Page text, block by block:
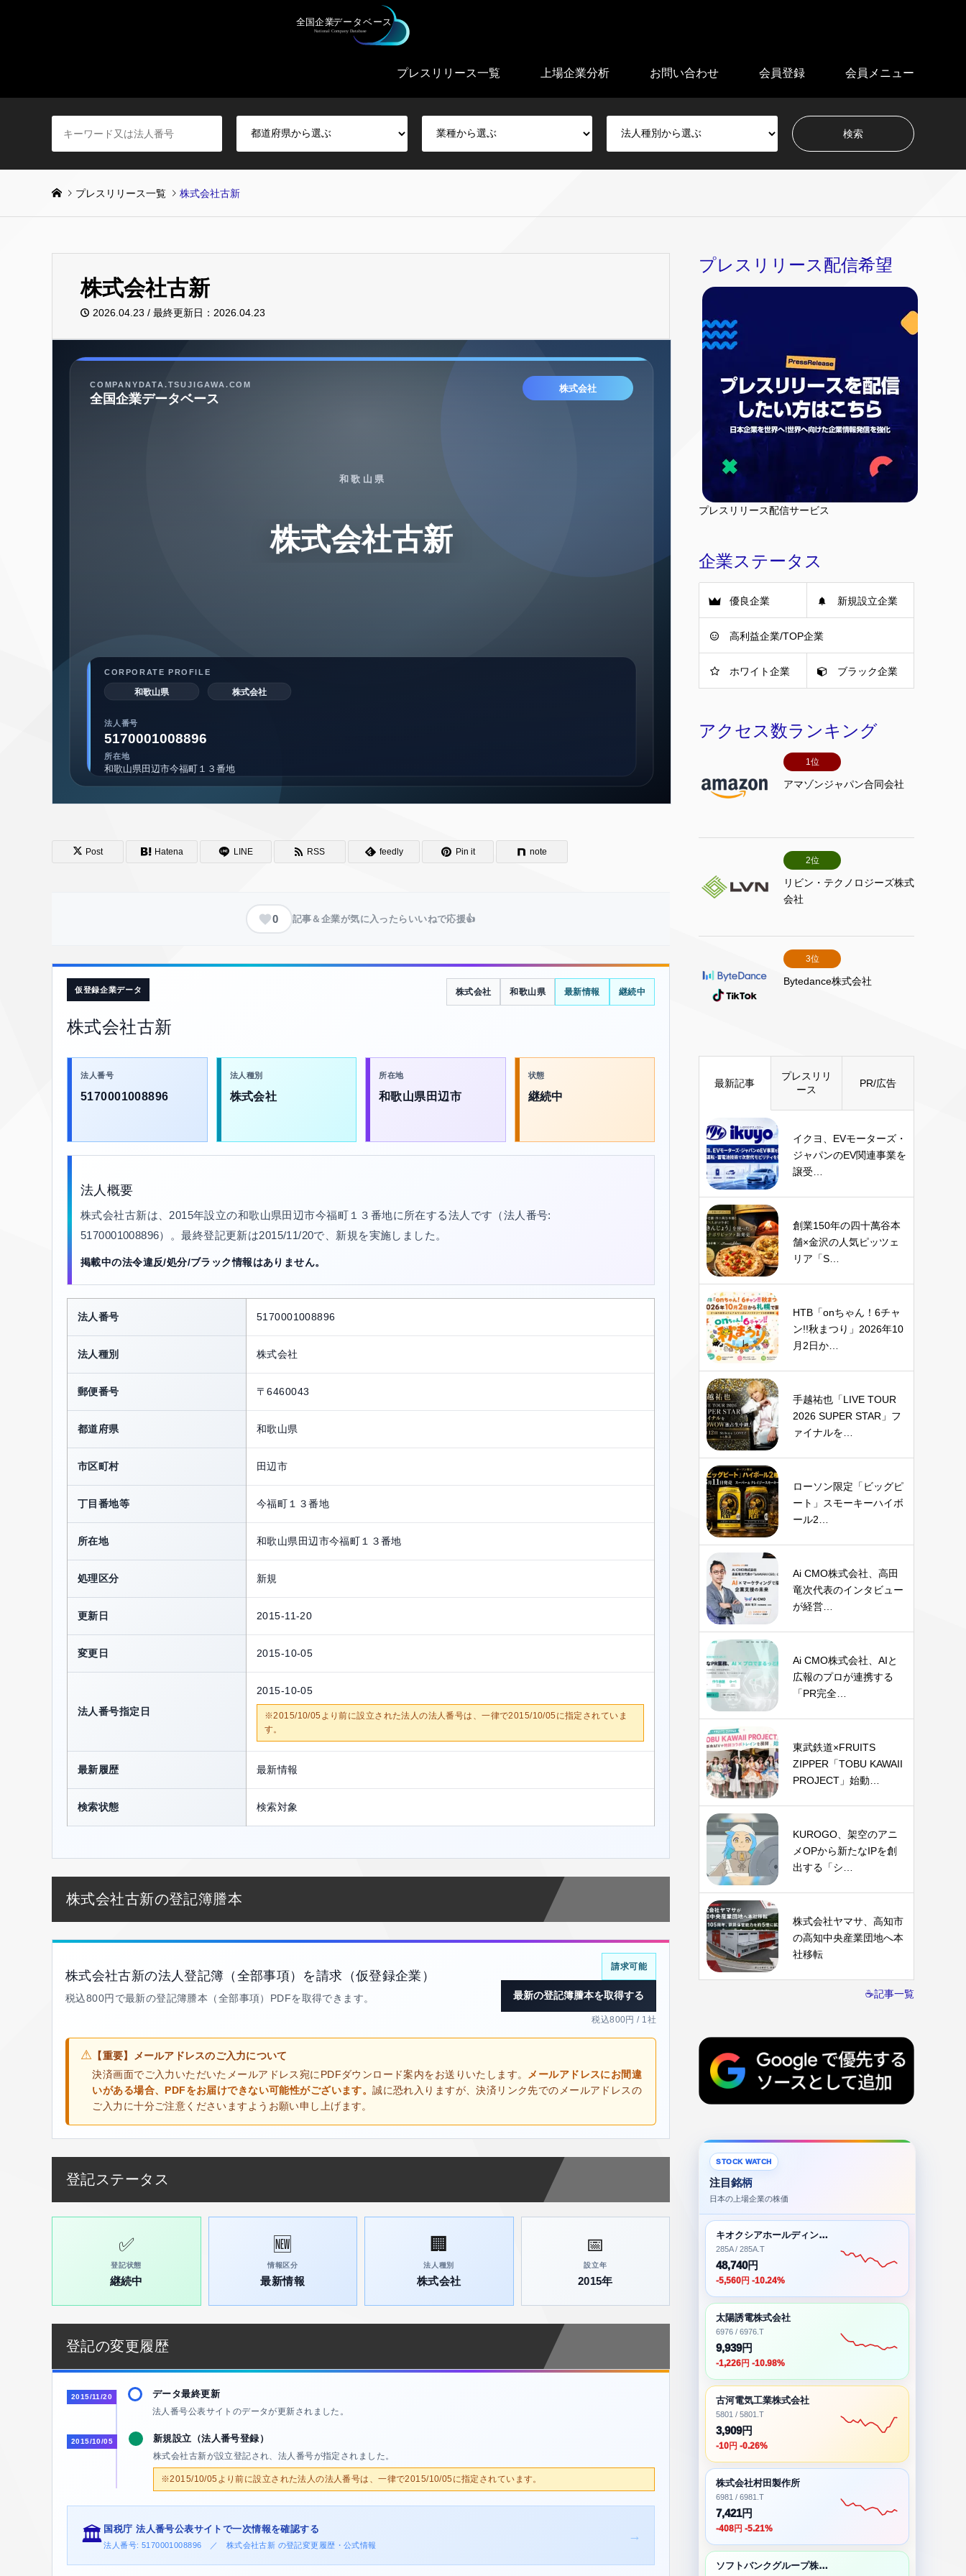
プレスリリース一覧 上場企業分析 お問い合わせ 会員登録 会員メニュー
プレスリリース一覧 株式会社古新
株式会社古新
2026.04.23 / 最終更新日：2026.04.23
Post Hatena LINE RSS feedly Pin it note
0 記事＆企業が気に入ったらいいねで応援👍
仮登録企業データ
株式会社古新
株式会社 和歌山県 最新情報 継続中
法人番号
5170001008896
法人種別
株式会社
所在地
和歌山県田辺市
状態
継続中
法人概要
株式会社古新は、2015年設立の和歌山県田辺市今福町１３番地に所在する法人です（法人番号:
5170001008896）。最終登記更新は2015/11/20で、新規を実施しました。
掲載中の法令違反/処分/ブラック情報はありません。
法人番号 5170001008896
法人種別 株式会社
郵便番号 〒6460043
都道府県 和歌山県
市区町村 田辺市
丁目番地等 今福町１３番地
所在地 和歌山県田辺市今福町１３番地
処理区分 新規
更新日 2015-11-20
変更日 2015-10-05
法人番号指定日
2015-10-05
※2015/10/05より前に設立された法人の法人番号は、一律で2015/10/05に指定されていま
す。
最新履歴 最新情報
検索状態 検索対象
株式会社古新の登記簿謄本
株式会社古新の法人登記簿（全部事項）を請求（仮登録企業）
税込800円で最新の登記簿謄本（全部事項）PDFを取得できます。
請求可能
最新の登記簿謄本を取得する
税込800円 / 1社
⚠ 【重要】メールアドレスのご入力について
決済画面でご入力いただいたメールアドレス宛にPDFダウンロード案内をお送りいたします。 メールアドレスにお間違
いがある場合、PDFをお届けできない可能性がございます。誠に恐れ入りますが、決済リンク先でのメールアドレスの
ご入力に十分ご注意くださいますようお願い申し上げます。
登記ステータス
✅
登記状態
継続中
🆕
情報区分
最新情報
🏢
法人種別
株式会社
📅
設立年
2015年
登記の変更履歴
2015/11/20 データ最終更新
法人番号公表サイトのデータが更新されました。
2015/10/05 新規設立（法人番号登録）
株式会社古新が設立登記され、法人番号が指定されました。
※2015/10/05より前に設立された法人の法人番号は、一律で2015/10/05に指定されています。
🏛️ 国税庁 法人番号公表サイトで一次情報を確認する
法人番号: 5170001008896 ／ 株式会社古新 の登記変更履歴・公式情報
→
プレスリリース配信希望
プレスリリース配信サービス
企業ステータス
優良企業 新規設立企業
高利益企業/TOP企業
ホワイト企業 ブラック企業
アクセス数ランキング
1位
アマゾンジャパン合同会社
2位
リビン・テクノロジーズ株式
会社
3位
Bytedance株式会社
最新記事
プレスリリ
ース
PR/広告
イクヨ、EVモーターズ・
ジャパンのEV関連事業を
譲受…
創業150年の四十萬谷本
舗×金沢の人気ピッツェ
リア「S…
HTB「onちゃん！6チャ
ン!!秋まつり」2026年10
月2日か…
手越祐也「LIVE TOUR
2026 SUPER STAR」フ
ァイナルを…
ローソン限定「ビッグピ
ート」スモーキーハイボ
ール2…
Ai CMO株式会社、高田
竜次代表のインタビュー
が経営…
Ai CMO株式会社、AIと
広報のプロが連携する
「PR完全…
東武鉄道×FRUITS
ZIPPER「TOBU KAWAII
PROJECT」始動…
KUROGO、架空のアニ
メOPから新たなIPを創
出する「シ…
株式会社ヤマサ、高知市
の高知中央産業団地へ本
社移転
☕記事一覧
STOCK WATCH
注目銘柄
日本の上場企業の株価
キオクシアホールディングス株式会社
285A / 285A.T
48,740円
-5,560円 -10.24%
太陽誘電株式会社
6976 / 6976.T
9,939円
-1,226円 -10.98%
古河電気工業株式会社
5801 / 5801.T
3,909円
-10円 -0.26%
株式会社村田製作所
6981 / 6981.T
7,421円
-408円 -5.21%
ソフトバンクグループ株式会社